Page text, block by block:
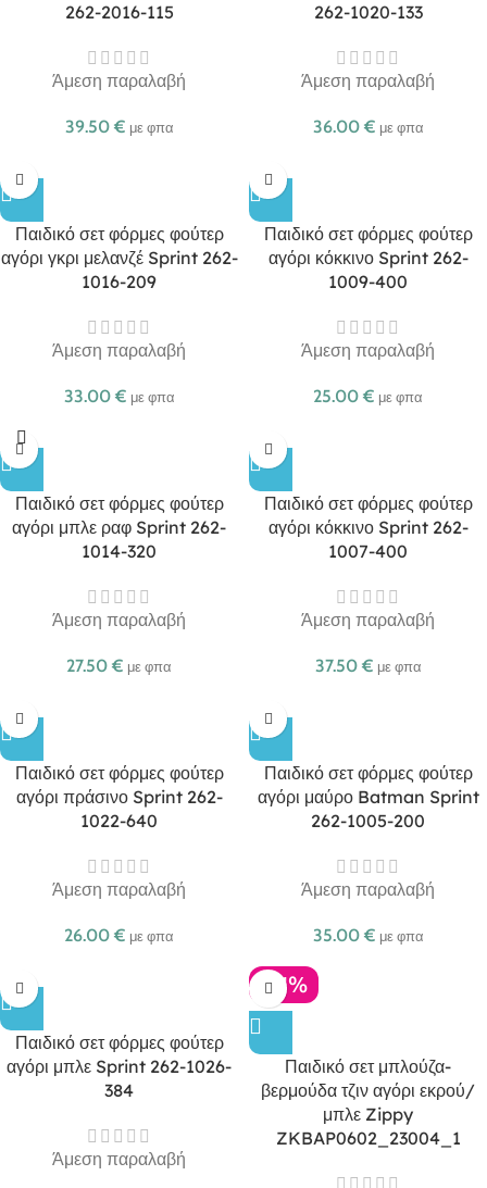
262-2016-115
Άμεση παραλαβή
39.50 € με φπα
262-1020-133
Άμεση παραλαβή
36.00 € με φπα
Παιδικό σετ φόρμες φούτερ
αγόρι γκρι μελανζέ Sprint 262-
1016-209
Άμεση παραλαβή
33.00 € με φπα
Παιδικό σετ φόρμες φούτερ
αγόρι κόκκινο Sprint 262-
1009-400
Άμεση παραλαβή
25.00 € με φπα
Παιδικό σετ φόρμες φούτερ
αγόρι μπλε ραφ Sprint 262-
1014-320
Άμεση παραλαβή
27.50 € με φπα
Παιδικό σετ φόρμες φούτερ
αγόρι κόκκινο Sprint 262-
1007-400
Άμεση παραλαβή
37.50 € με φπα
Παιδικό σετ φόρμες φούτερ
αγόρι πράσινο Sprint 262-
1022-640
Άμεση παραλαβή
26.00 € με φπα
Παιδικό σετ φόρμες φούτερ
αγόρι μαύρο Batman Sprint
262-1005-200
Άμεση παραλαβή
35.00 € με φπα
Παιδικό σετ φόρμες φούτερ
αγόρι μπλε Sprint 262-1026-
384
Άμεση παραλαβή
-21%
Παιδικό σετ μπλούζα-
βερμούδα τζιν αγόρι εκρού/
μπλε Zippy
ZKBAP0602_23004_1